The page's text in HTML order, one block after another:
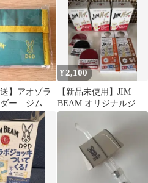
送】アオゾラ
ー ジムビ
¥ 2,100
【新品未使用】JIM
BEAM オリジナルジョ
ッキ おつまみトレー セ